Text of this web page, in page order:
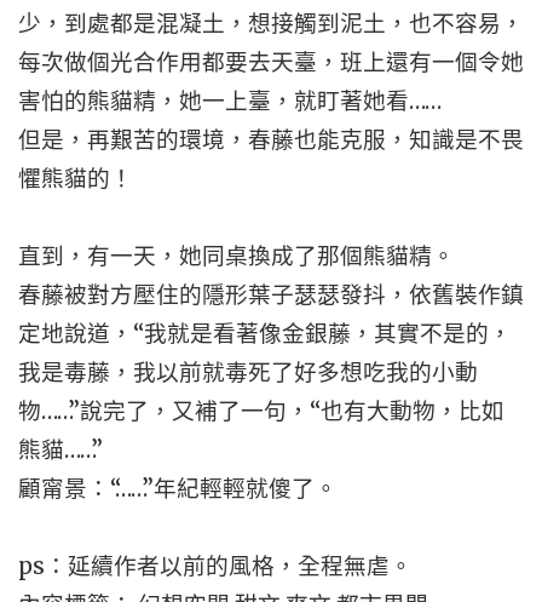
少，到處都是混凝土，想接觸到泥土，也不容易，
每次做個光合作用都要去天臺，班上還有一個令她
害怕的熊貓精，她一上臺，就盯著她看……
但是，再艱苦的環境，春藤也能克服，知識是不畏
懼熊貓的！
直到，有一天，她同桌換成了那個熊貓精。
春藤被對方壓住的隱形葉子瑟瑟發抖，依舊裝作鎮
定地說道，“我就是看著像金銀藤，其實不是的，
我是毒藤，我以前就毒死了好多想吃我的小動
物……”說完了，又補了一句，“也有大動物，比如
熊貓……”
顧甯景：“……”年紀輕輕就傻了。
ps：延續作者以前的風格，全程無虐。